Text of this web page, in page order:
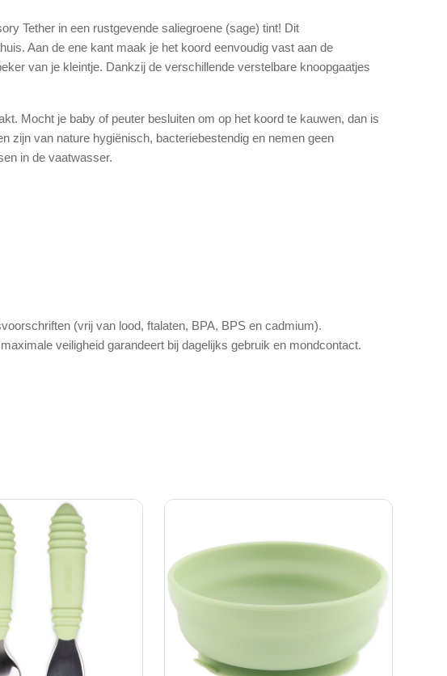
Tether in een rustgevende saliegroene (sage) tint! Dit
Aan de ene kant maak je het koord eenvoudig vast aan de
van je kleintje. Dankzij de verschillende verstelbare knoopgaatjes
Mocht je baby of peuter besluiten om op het koord te kauwen, dan is
zijn van nature hygiënisch, bacteriebestendig en nemen geen
in de vaatwasser.
(vrij van lood, ftalaten, BPA, BPS en cadmium).
veiligheid garandeert bij dagelijks gebruik en mondcontact.